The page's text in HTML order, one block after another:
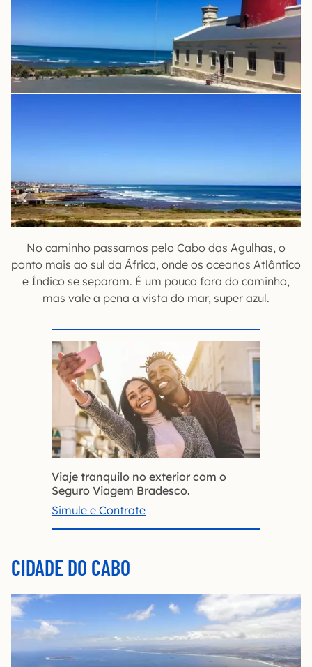
No caminho passamos pelo Cabo das Agulhas, o
ponto mais ao sul da África, onde os oceanos Atlântico
e Índico se separam. É um pouco fora do caminho,
mas vale a pena a vista do mar, super azul.
Viaje tranquilo no exterior com o
Seguro Viagem Bradesco.
Simule e Contrate
CIDADE DO CABO